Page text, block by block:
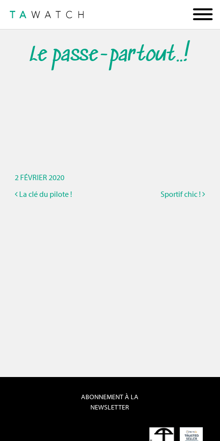
Le passe-partout..!
2 FÉVRIER 2020
La clé du pilote !
Sportif chic !
ABONNEMENT À LA
NEWSLETTER